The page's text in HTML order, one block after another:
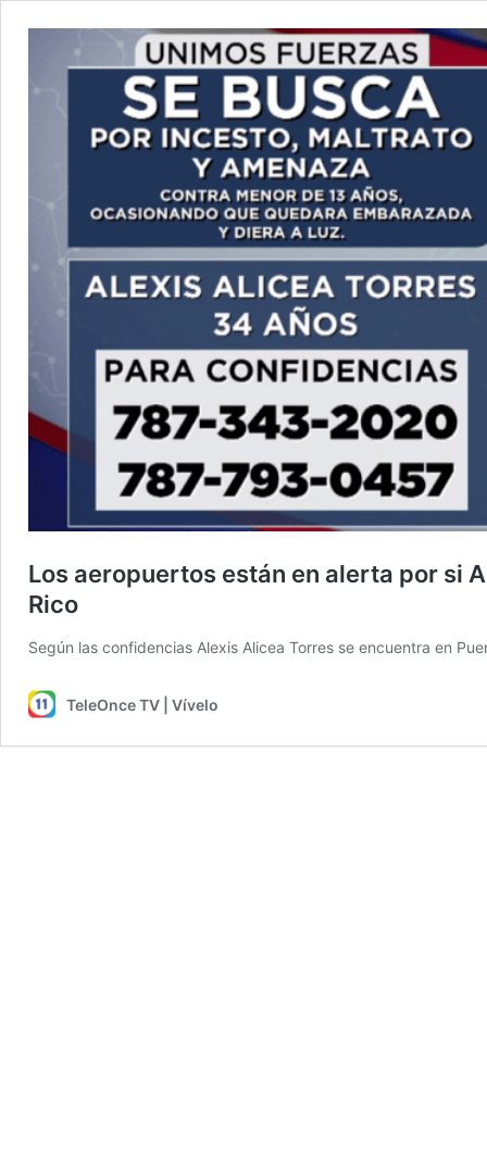
Los aeropuertos están en alerta por si
Rico
Según las confidencias Alexis Alicea Torres se encuentra en
TeleOnce TV | Vívelo